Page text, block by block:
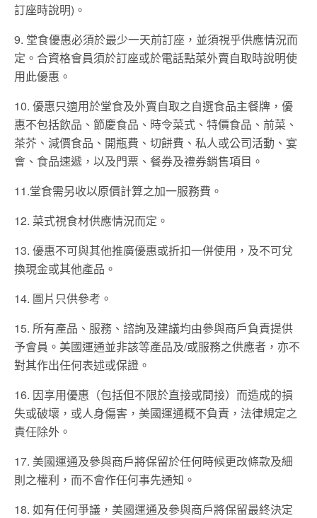
訂座時說明)。
9. 堂食優惠必須於最少一天前訂座，並須視乎供應情況而
定。合資格會員須於訂座或於電話點菜外賣自取時說明使
用此優惠。
10. 優惠只適用於堂食及外賣自取之自選食品主餐牌，優
惠不包括飲品、節慶食品、時令菜式、特價食品、前菜、
茶芥、減價食品、開瓶費、切餅費、私人或公司活動、宴
會、食品速遞，以及門票、餐券及禮券銷售項目。
11.堂食需另收以原價計算之加一服務費。
12. 菜式視食材供應情況而定。
13. 優惠不可與其他推廣優惠或折扣一併使用，及不可兌
換現金或其他產品。
14. 圖片只供參考。
15. 所有產品、服務、諮詢及建議均由參與商戶負責提供
予會員。美國運通並非該等產品及/或服務之供應者，亦不
對其作出任何表述或保證。
16. 因享用優惠（包括但不限於直接或間接）而造成的損
失或破壞，或人身傷害，美國運通概不負責，法律規定之
責任除外。
17. 美國運通及參與商戶將保留於任何時候更改條款及細
則之權利，而不會作任何事先通知。
18. 如有任何爭議，美國運通及參與商戶將保留最終決定